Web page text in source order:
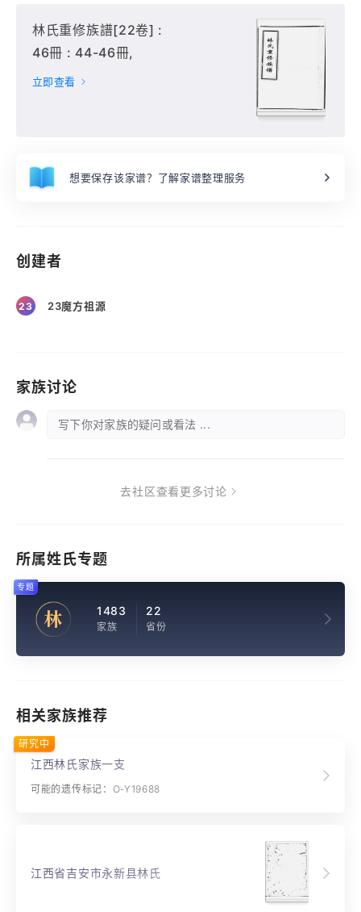
林氏重修族譜[22卷] :
46冊 : 44-46冊,
立即查看
想要保存该家谱？了解家谱整理服务
创建者
23 23魔方祖源
家族讨论
写下你对家族的疑问或看法 ...
去社区查看更多讨论
所属姓氏专题
林 1483
家族
22
省份
专题
相关家族推荐
江西林氏家族一支
可能的遗传标记：O-Y19688
研究中
江西省吉安市永新县林氏